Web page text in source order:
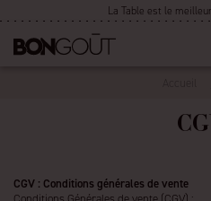
La Table est le
CGV : Conditions générales de vente